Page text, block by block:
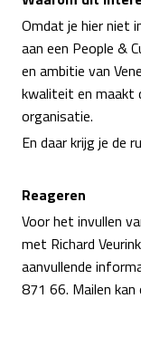
Omdat je hier niet
aan een People &
en ambitie van
kwaliteit en maakt
organisatie.
En daar krijg je de
Reageren
Voor het invullen
met Richard
aanvullende
871 66. Mailen kan